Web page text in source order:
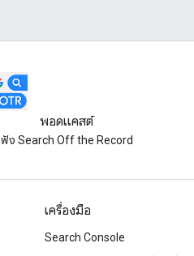
พอดแคสต์
ฟัง Search Off the Record
เครื่องมือ
Search Console